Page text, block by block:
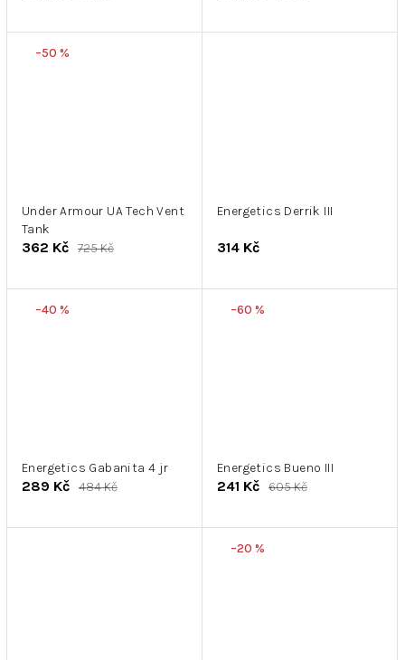
–50 %
Under Armour UA Tech Vent
Tank
362 Kč 725 Kč
Energetics Derrik III
314 Kč
–40 %
Energetics Gabanita 4 jr
289 Kč 484 Kč
–60 %
Energetics Bueno III
241 Kč 605 Kč
–20 %